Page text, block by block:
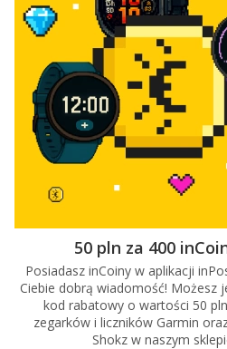
50 pln za 400
Posiadasz inCoiny w aplikacji
Ciebie dobrą wiadomość! Możesz
kod rabatowy o wartości 50
zegarków i liczników Garmin
Shokz w naszym